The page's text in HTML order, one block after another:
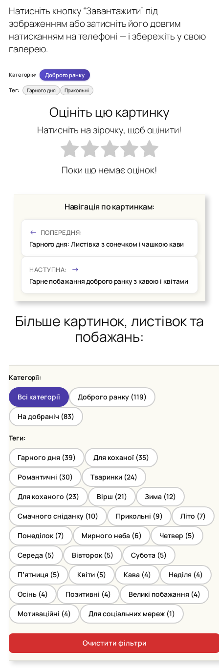
Натисніть кнопку “Завантажити” під
зображенням або затисніть його довгим
натисканням на телефоні — і збережіть у свою
галерею.
Категорія: Доброго ранку
Тег: Гарного дня Прикольні
Оцініть цю картинку
Натисніть на зірочку, щоб оцінити!
Поки що немає оцінок!
Навігація по картинкам:
ПОПЕРЕДНЯ:
Гарного дня: Листівка з сонечком і чашкою кави
НАСТУПНА:
Гарне побажання доброго ранку з кавою і квітами
Більше картинок, листівок та
побажань:
Категорії:
Всі категорії Доброго ранку (119)
На добраніч (83)
Теги:
Гарного дня (39) Для коханої (35)
Романтичні (30) Тваринки (24)
Для коханого (23) Вірш (21) Зима (12)
Смачного сніданку (10) Прикольні (9) Літо (7)
Понеділок (7) Мирного неба (6) Четвер (5)
Середа (5) Вівторок (5) Субота (5)
Пʼятниця (5) Квіти (5) Кава (4) Неділя (4)
Осінь (4) Позитивні (4) Великі побажання (4)
Мотиваційні (4) Для соціальних мереж (1)
Очистити фільтри